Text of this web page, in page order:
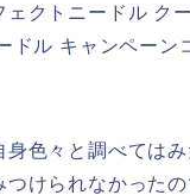
ェクトニードル ク
ドル キャンペー
身色々と調べては
けられなかったの